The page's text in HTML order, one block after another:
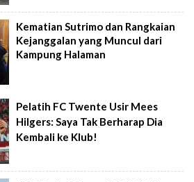
Kematian Sutrimo dan Rangkaian
Kejanggalan yang Muncul dari
Kampung Halaman
Pelatih FC Twente Usir Mees
Hilgers: Saya Tak Berharap Dia
Kembali ke Klub!